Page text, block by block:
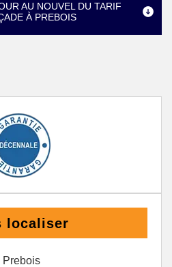
AU NOUVEL DU TARIF
À PREBOIS
localiser
Prebois